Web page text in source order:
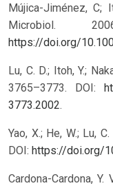
Mújica-Jiménez, C;
Microbiol.
https://doi.org/
Lu, C. D.; Itoh, Y.;
3765–3773. DOI:
3773.2002.
Yao, X.; He, W.; Lu,
DOI: https://doi.org/
Cardona-Cardona,